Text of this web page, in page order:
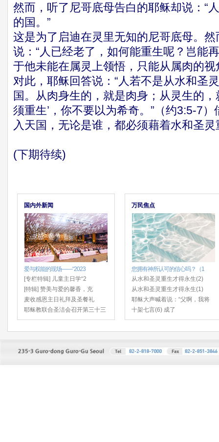
然而，听了尼哥底母告白的耶稣却说：“
的国。”
这是为了启迪在灵里无知的尼哥底母。
说：“人已经老了，如何能重生呢？岂能
于他未能在属灵上领悟，只能从属肉的
对此，耶稣回答说：“人若不是从水和圣
国。从肉身生的，就是肉身；从灵生的，
须重生’，你不要以为希奇。”（约3:5-7
入天国，无论是谁，都必须藉着水和圣
(下期待续)
国内外新闻
爱与权能的现场——“2023
[专栏特辑] 儿童主日学“2
[特辑] 赞美与爱的馨香，充
麦收感恩主日礼拜及圣餐礼
耶稣教联合圣洁会召开第三十三
万民焦点
您拥有神所认可的信心吗？（1
从水和圣灵重生才得永生(2)
从水和圣灵重生才得永生(1)
耶稣大声喊着说：“父啊，我将
十架七言(6) 成了